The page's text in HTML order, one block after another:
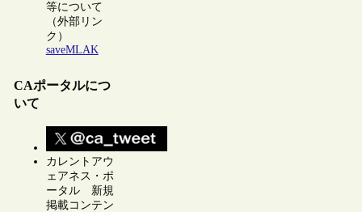
等について
（外部リン
ク）
saveMLAK
CAポータルにつ
いて
カレントアウ
ェアネス・ポ
ータル 新規
掲載コンテン